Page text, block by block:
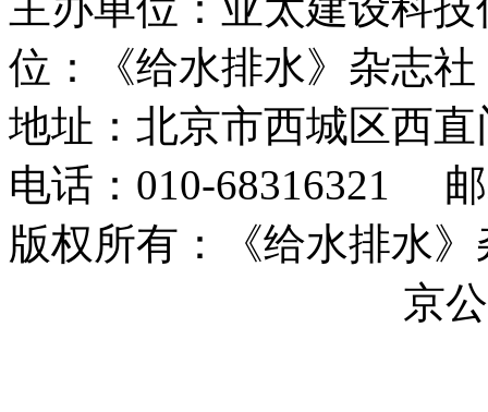
位：《给水排水》杂志社
地址：北京市西城区西
电话：010-68316321 邮
版权所有：《给水排水
京